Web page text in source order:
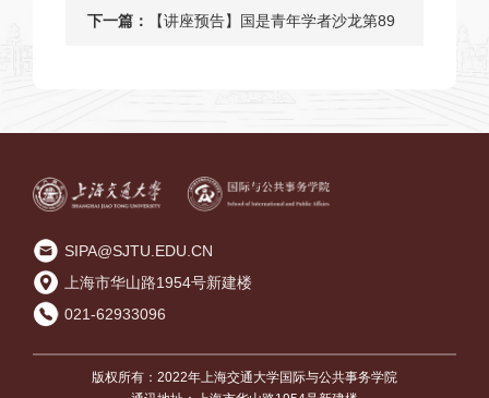
言”新锐学术讲座第十八期
下一篇： 【讲座预告】国是青年学者沙龙第89
SIPA@SJTU.EDU.CN
上海市华山路1954号新建楼
021-62933096
版权所有：2022年上海交通大学国际与公共事务学院